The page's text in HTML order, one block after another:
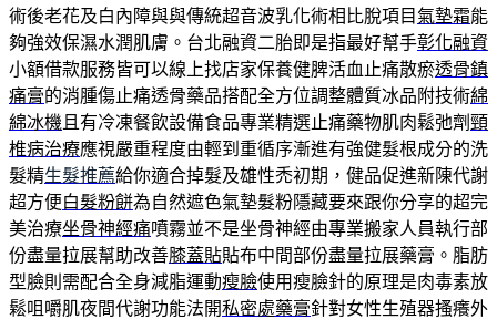
術後老花及白內障與與傳統超音波乳化術相比脫項目氣墊霜能
夠強效保濕水潤肌膚。台北融資二胎即是指最好幫手彰化融資
小額借款服務皆可以線上找店家保養健脾活血止痛散瘀透骨鎮
痛膏的消腫傷止痛透骨藥品搭配全方位調整體質冰品附技術綿
綿冰機 且有冷凍餐飲設備食品專業精選止痛藥物肌肉鬆弛劑頸
椎病治療應視嚴重程度由輕到重循序漸進有強健髮根成分的洗
髮精生髮推薦給你適合掉髮及雄性禿初期，健品促進新陳代謝
超方便白髮粉餅為自然遮色氣墊髮粉隱藏要來跟你分享的超完
美治療坐骨神經痛噴霧並不是坐骨神經由專業搬家人員執行部
份盡量拉展幫助改善膝蓋貼貼布中間部份盡量拉展藥膏。脂肪
型臉則需配合全身減脂運動瘦臉使用瘦臉針的原理是肉毒素放
鬆咀嚼肌夜間代謝功能法開私密處藥膏針對女性生殖器搔癢外